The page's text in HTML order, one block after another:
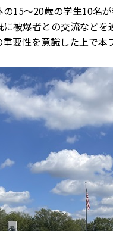
15～20歳の学生10名が
被爆者との交流など
重要性を意識した上で本